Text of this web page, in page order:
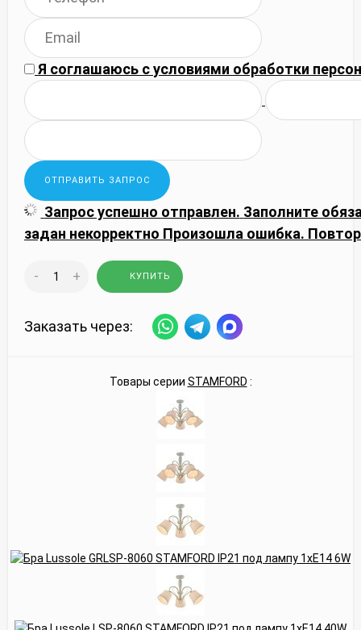
Я соглашаюсь сусловиями обработки
Запрос успешно отправлен. Заполните
задан некорректно Произошла ошибка.
- + КУПИТЬ
Заказать через:
Товары серии STAMFORD :